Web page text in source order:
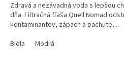
Zdravá a nezávadná voda s lepšou
dňa. Filtračná fľaša Quell Nomad
kontaminantov, zápach a pachute,...
Biela
Modrá